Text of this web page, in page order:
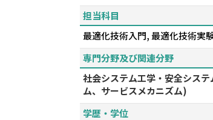
担当科目
最適化技術入門, 最適化技術実
専門分野及び関連分野
社会システム工学・安全シス
ム、サービスメカニズム)
学歴・学位